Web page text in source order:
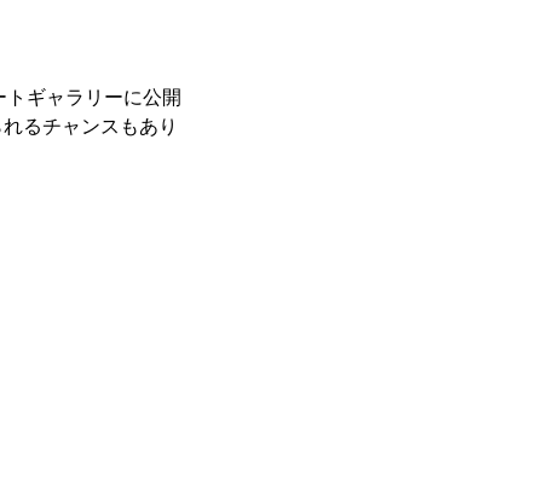
ギャラリーに公開
るチャンスもあり